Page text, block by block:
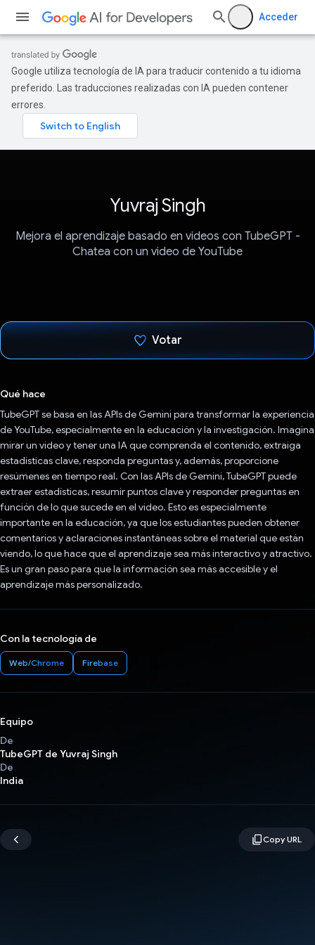
Acceder
Google utiliza tecnología de IA para traducir contenido a tu idioma
preferido. Las traducciones realizadas con IA pueden contener
errores.
Yuvraj Singh
Mejora el aprendizaje basado en videos con TubeGPT -
Chatea con un video de YouTube
Votar
Qué hace
TubeGPT se basa en las APIs de Gemini para transformar la experiencia
de YouTube, especialmente en la educación y la investigación. Imagina
mirar un video y tener una IA que comprenda el contenido, extraiga
estadísticas clave, responda preguntas y, además, proporcione
resúmenes en tiempo real. Con las APIs de Gemini, TubeGPT puede
extraer estadísticas, resumir puntos clave y responder preguntas en
función de lo que sucede en el video. Esto es especialmente
importante en la educación, ya que los estudiantes pueden obtener
comentarios y aclaraciones instantáneas sobre el material que están
viendo, lo que hace que el aprendizaje sea más interactivo y atractivo.
Es un gran paso para que la información sea más accesible y el
aprendizaje más personalizado.
Con la tecnología de
Web/Chrome Firebase
Equipo
De
TubeGPT de Yuvraj Singh
De
India